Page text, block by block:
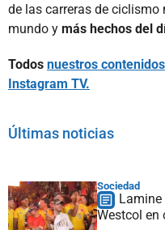
de las carreras de
mundo y más hechos del
Todos nuestros
Instagram TV.
Últimas noticias
Sociedad
Westcol en